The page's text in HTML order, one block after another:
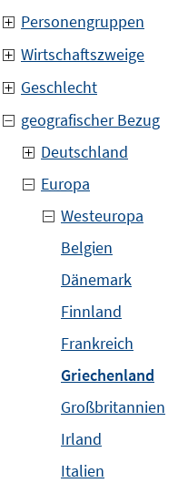
Personengruppen
Wirtschaftszweige
Geschlecht
geografischer Bezug
Deutschland
Europa
Westeuropa
Belgien
Dänemark
Finnland
Frankreich
Griechenland
Großbritannien
Irland
Italien